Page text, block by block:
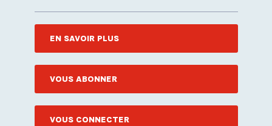
EN SAVOIR PLUS
VOUS ABONNER
VOUS CONNECTER